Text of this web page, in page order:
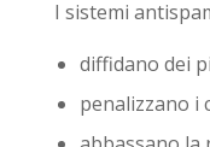
I sistemi
diffidano dei
penalizzano i